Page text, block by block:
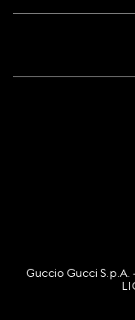
© 2016 - 2025 Guccio